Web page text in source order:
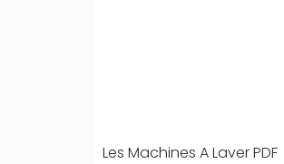
Les Machines A Laver PDF